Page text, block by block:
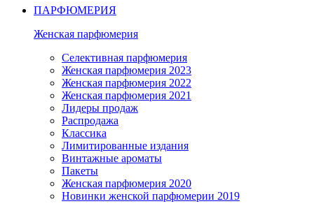
ПАРФЮМЕРИЯ
Женская парфюмерия
Селективная парфюмерия
Женская парфюмерия 2023
Женская парфюмерия 2022
Женская парфюмерия 2021
Лидеры продаж
Распродажа
Классика
Лимитированные издания
Винтажные ароматы
Пакеты
Женская парфюмерия 2020
Новинки женской парфюмерии 2019